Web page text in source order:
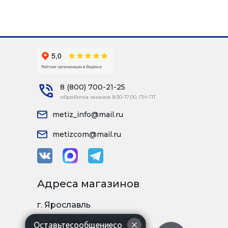
8 (800) 700-21-25
обработка заказов 8:30-17:00, ПН-ПТ
metiz_info@mail.ru
metizcom@mail.ru
Адреса магазинов
г. Ярославль
ул. Промышленная 1Б (Пункт
Оставьтесообщениесо